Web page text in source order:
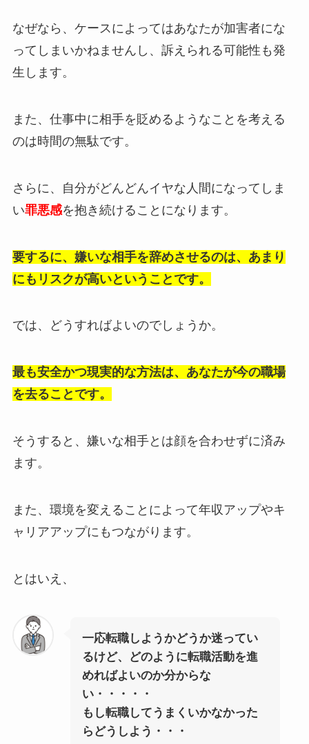
なぜなら、ケースによってはあなたが加害者にな
ってしまいかねませんし、訴えられる可能性も発
生します。
また、仕事中に相手を貶めるようなことを考える
のは時間の無駄です。
さらに、自分がどんどんイヤな人間になってしま
い罪悪感を抱き続けることになります。
要するに、嫌いな相手を辞めさせるのは、あまり
にもリスクが高いということです。
では、どうすればよいのでしょうか。
最も安全かつ現実的な方法は、あなたが今の職場
を去ることです。
そうすると、嫌いな相手とは顔を合わせずに済み
ます。
また、環境を変えることによって年収アップやキ
ャリアアップにもつながります。
とはいえ、
一応転職しようかどうか迷ってい
るけど、どのように転職活動を進
めればよいのか分からな
い・・・・・
もし転職してうまくいかなかった
らどうしよう・・・